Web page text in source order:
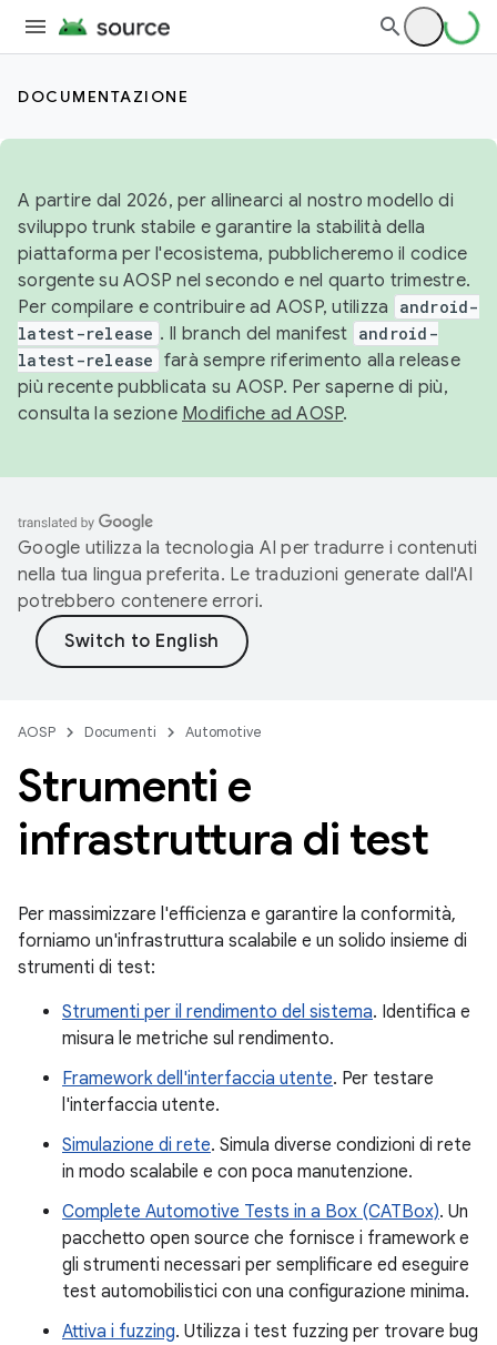
DOCUMENTAZIONE
A partire dal 2026, per allinearci al nostro modello di
sviluppo trunk stabile e garantire la stabilità della
piattaforma per l'ecosistema, pubblicheremo il codice
sorgente su AOSP nel secondo e nel quarto trimestre.
Per compilare e contribuire ad AOSP, utilizza
android-
latest-release . Il branch del manifest android-
latest-release farà sempre riferimento alla release
più recente pubblicata su AOSP. Per saperne di più,
consulta la sezione Modifiche ad AOSP.
Google utilizza la tecnologia AI per tradurre i contenuti
nella tua lingua preferita. Le traduzioni generate dall'AI
potrebbero contenere errori.
AOSP Documenti Automotive
Strumenti e
infrastruttura di test
Per massimizzare l'efficienza e garantire la conformità,
forniamo un'infrastruttura scalabile e un solido insieme di
strumenti di test:
Strumenti per il rendimento del sistema. Identifica e
misura le metriche sul rendimento.
Framework dell'interfaccia utente. Per testare
l'interfaccia utente.
Simulazione di rete. Simula diverse condizioni di rete
in modo scalabile e con poca manutenzione.
Complete Automotive Tests in a Box (CATBox). Un
pacchetto open source che fornisce i framework e
gli strumenti necessari per semplificare ed eseguire
test automobilistici con una configurazione minima.
Attiva i fuzzing. Utilizza i test fuzzing per trovare bug